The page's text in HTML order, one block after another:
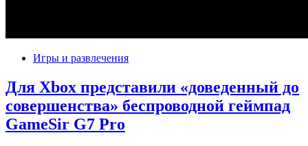
Игры и развлечения
Для Xbox представили «доведенный до
совершенства» беспроводной геймпад
GameSir G7 Pro